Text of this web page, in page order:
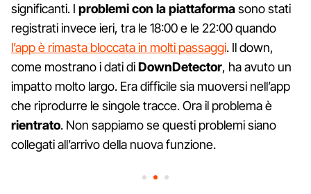
significanti. I problemi con la piattaformasono stati
registrati invece ieri, tra le 18:00 e le 22:00 quando
l’app è rimasta bloccata in molti passaggi. Il down,
come mostrano i dati diDownDetector, ha avuto un
impatto molto largo. Era difficile sia muoversi nell’app
che riprodurre le singole tracce. Ora il problema è
rientrato. Non sappiamo se questi problemi siano
collegati all’arrivo della nuova funzione.